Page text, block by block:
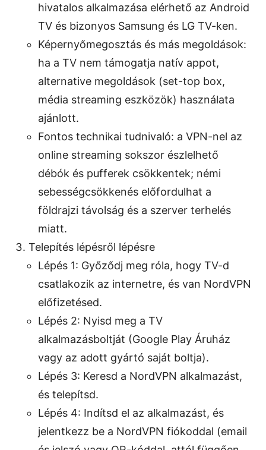
hivatalos alkalmazása elérhető az Android
TV és bizonyos Samsung és LG TV-ken.
Képernyőmegosztás és más megoldások:
ha a TV nem támogatja natív appot,
alternative megoldások (set-top box,
média streaming eszközök) használata
ajánlott.
Fontos technikai tudnivaló: a VPN-nel az
online streaming sokszor észlelhető
débók és pufferek csökkentek; némi
sebességcsökkenés előfordulhat a
földrajzi távolság és a szerver terhelés
miatt.
Telepítés lépésről lépésre
Lépés 1: Győződj meg róla, hogy TV-d
csatlakozik az internetre, és van NordVPN
előfizetésed.
Lépés 2: Nyisd meg a TV
alkalmazásboltját (Google Play Áruház
vagy az adott gyártó saját boltja).
Lépés 3: Keresd a NordVPN alkalmazást,
és telepítsd.
Lépés 4: Indítsd el az alkalmazást, és
jelentkezz be a NordVPN fiókoddal (email